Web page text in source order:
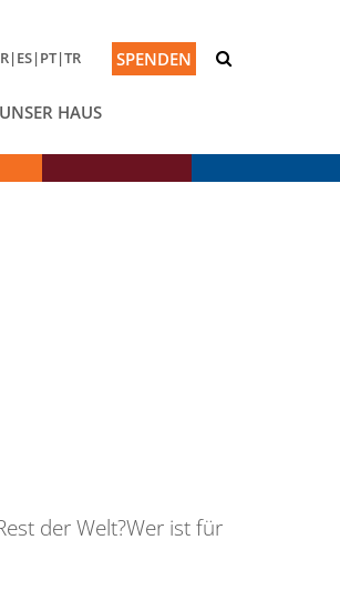
SPENDEN
ES PT TR
UNSER HAUS
der Welt?Wer ist für